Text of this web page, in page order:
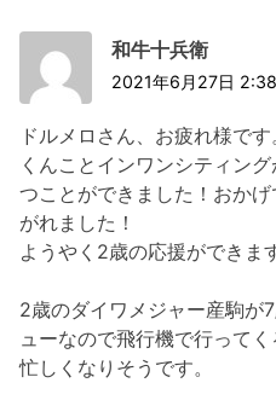
和牛十兵衛
2021年6月27日
ドルメロさん、お疲れ様で
くんことインワンシティン
つことができました！おか
がれました！
ようやく2歳の応援ができま
2歳のダイワメジャー産駒
ューなので飛行機で行ってく
忙しくなりそうです。